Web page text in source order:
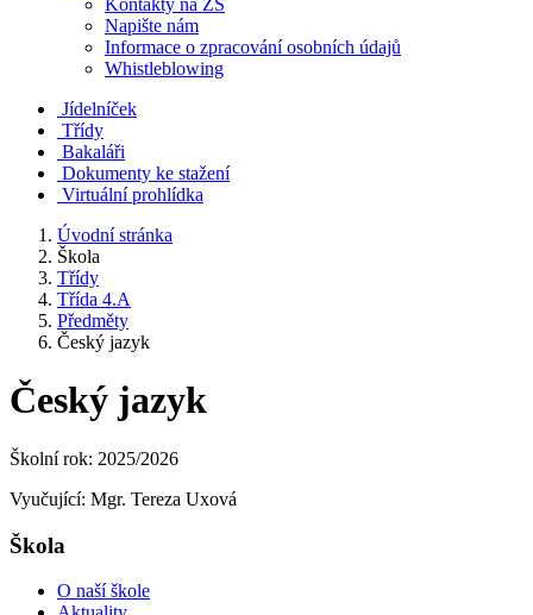
Kontakty na ZŠ
Napište nám
Informace o zpracování osobních údajů
Whistleblowing
Jídelníček
Třídy
Bakaláři
Dokumenty ke stažení
Virtuální prohlídka
Úvodní stránka
Škola
Třídy
Třída 4.A
Předměty
Český jazyk
Český jazyk
Školní rok: 2025/2026
Vyučující: Mgr. Tereza Uxová
Škola
O naší škole